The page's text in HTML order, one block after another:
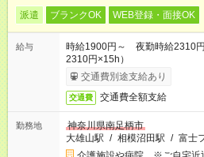
派遣 ブランクOK WEB登録・面接OK
給与
時給1900円～ 夜勤時給2310
2310円×15h）
交通費別途支給あり
交通費 交通費全額支給
勤務地
神奈川県南足柄市
大雄山駅 / 相模沼田駅 / 富士